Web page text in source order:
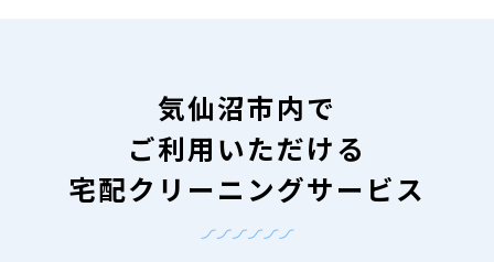
気仙沼市内で
ご利用いただける
宅配クリーニングサービス